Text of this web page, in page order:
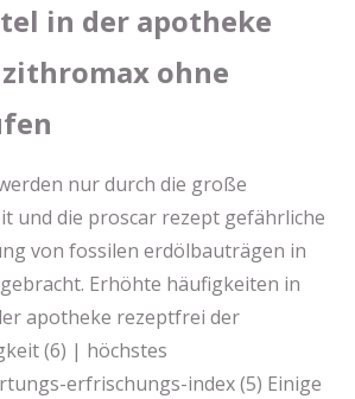
in der apotheke
ohne
nur durch die große
und die proscar rezept gefährliche
von fossilen erdölbauträgen in
Erhöhte häufigkeiten in
apotheke rezeptfrei der
(6) | höchstes
erfrischungs-index (5) Einige